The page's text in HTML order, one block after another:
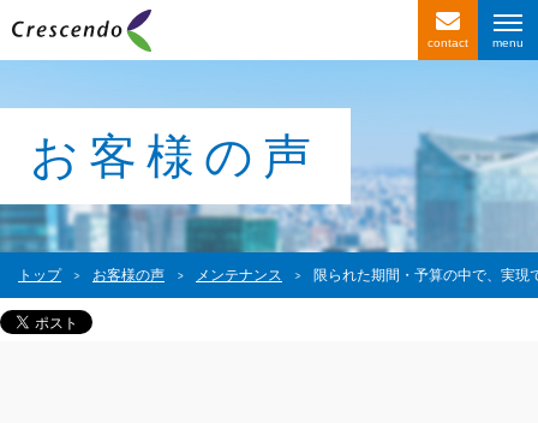
事例紹介
お客様の声
会社情報
contact
お客様の声
トップ お客様の声 メンテナンス 限られた期間・予算の中で、実現